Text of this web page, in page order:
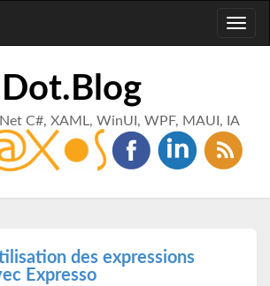
Dot.Blog
C#, XAML, WinUI, WPF, MAUI, IA
des expressions
Expresso